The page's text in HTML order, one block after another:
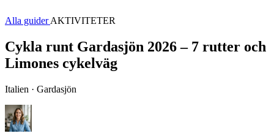
Alla guiderAKTIVITETER
Cykla runt Gardasjön 2026 – 7 rutter och
Limones cykelväg
Italien · Gardasjön